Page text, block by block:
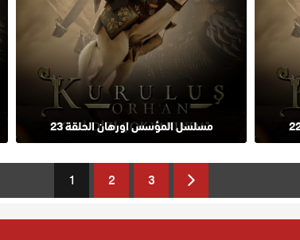
مسلسل المؤسس اورهان الحلقة 23
1 2 3
Next